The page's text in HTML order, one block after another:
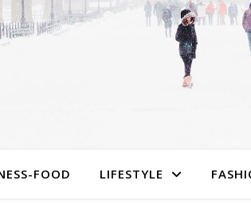
FOOD LIFESTYLE